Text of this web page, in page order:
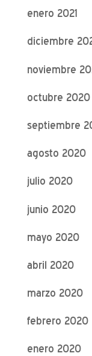
enero 2021
diciembre
noviembre
octubre 2020
septiembre
agosto 2020
julio 2020
junio 2020
mayo 2020
abril 2020
marzo 2020
febrero 2020
enero 2020